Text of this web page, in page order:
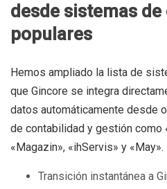
desde sistemas
populares
Hemos ampliado la lista de
que Gincore se integra
datos automáticamente desde
de contabilidad y gestión como
«Magazin», «ihServis» y «May».
Transición instantánea a